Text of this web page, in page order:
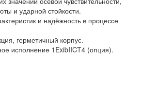
и ударной стойкости.
и надёжность в процессе
герметичный корпус.
исполнение 1ExibIICT4 (опция).